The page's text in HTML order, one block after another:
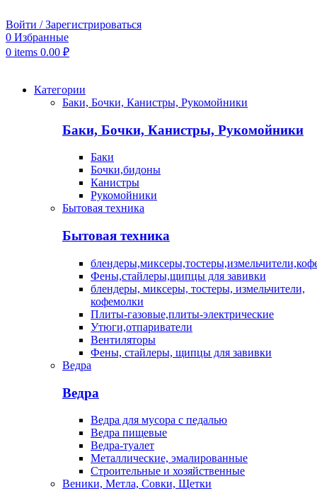
Войти / Зарегистрироваться
0 Избранные
0 items 0.00 ₽
Категории
Баки, Бочки, Канистры, Рукомойники
Баки, Бочки, Канистры, Рукомойники
Баки
Бочки,бидоны
Канистры
Рукомойники
Бытовая техника
Бытовая техника
Фены,стайлеры,щипцы для завивки
блендеры, миксеры, тостеры, измельчители,
кофемолки
Плиты-газовые,плиты-электрические
Утюги,отпариватели
Вентиляторы
Фены, стайлеры, щипцы для завивки
Ведра
Ведра
Ведра для мусора с педалью
Ведра пищевые
Ведра-туалет
Металлические, эмалированные
Строительные и хозяйственные
Веники, Метла, Совки, Щетки